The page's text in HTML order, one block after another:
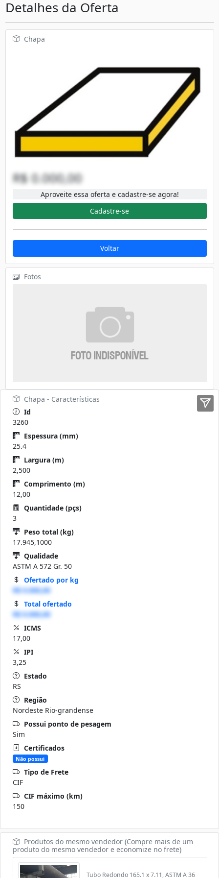
Detalhes da Oferta
Chapa
R$ 0.000,00
Aproveite essa oferta e cadastre-se agora!
Cadastre-se
Voltar
Fotos
Chapa - Características
Id
3260
Espessura (mm)
25.4
Largura (m)
2,500
Comprimento (m)
12,00
Quantidade (pçs)
3
Peso total (kg)
17.945,1000
Qualidade
ASTM A 572 Gr. 50
Ofertado por kg
R$ 0.000,00
Total ofertado
R$ 0.000,00
ICMS
17,00
IPI
3,25
Estado
RS
Região
Nordeste Rio-grandense
Possui ponto de pesagem
Sim
Certificados
Não possui
Tipo de Frete
CIF
CIF máximo (km)
150
Produtos do mesmo vendedor (Compre mais de um
produto do mesmo vendedor e economize no frete)
Tubo Redondo 165.1 x 7.11, ASTM A 36